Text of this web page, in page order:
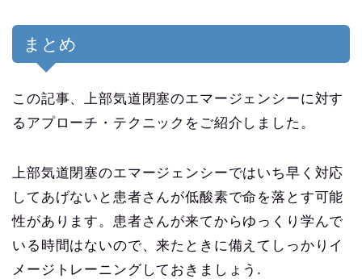
まとめ
この記事、上部気道閉塞のエマージェンシーに対す
るアプローチ・テクニックをご紹介しました。
上部気道閉塞のエマージェンシーではいち早く対応
してあげないと患者さんが低酸素で命を落とす可能
性があります。患者さんが来てからゆっくり学んで
いる時間はないので、来たときに備えてしっかりイ
メージトレーニングしておきましょう.